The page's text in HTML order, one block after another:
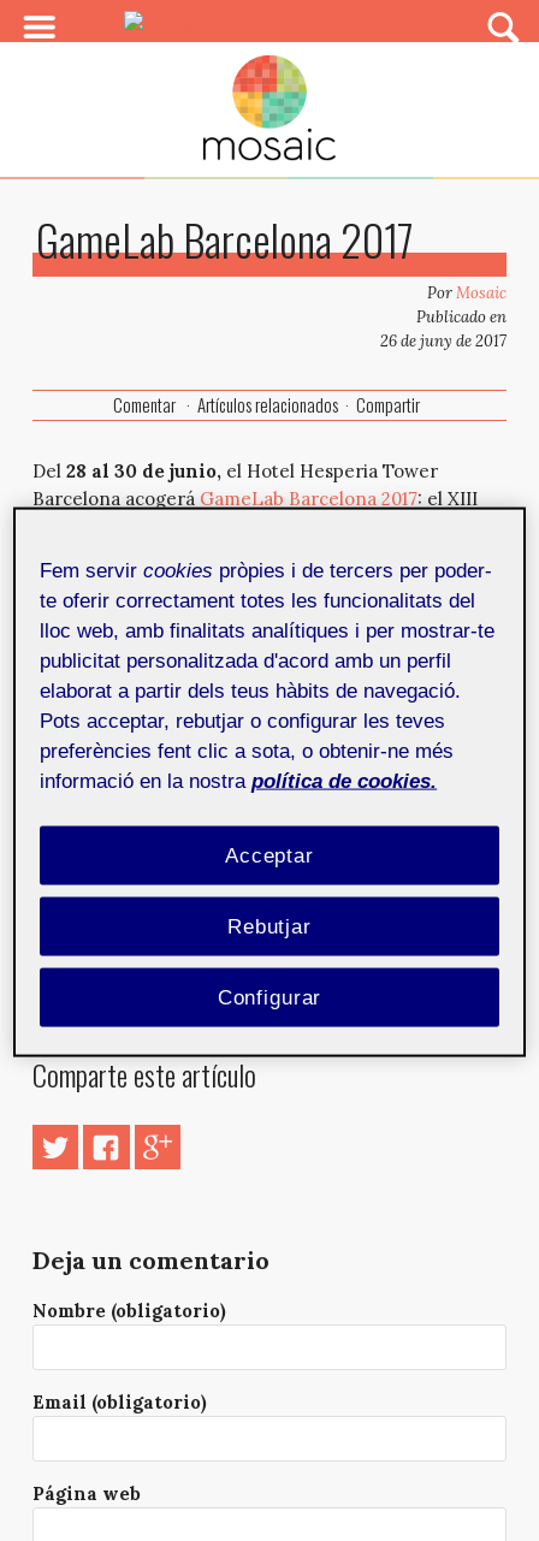
GameLab Barcelona 2017
PorMosaic
Publicado en
26 de juny de 2017
Comentar Artículos relacionados Compartir
Del 28 al 30 de junio, el Hotel Hesperia Tower
Barcelona acogerá GameLab Barcelona 2017: el XIII
descubrir lasúltimas tendencias en el videojuego y
ocio digital de la mano de los líderes del sector.
Fundada en 2005, Gamelab es una organización sin
ánimo de lucro dedicada a crear eventos de calidad
donde profesionales, investigadores, académicos,
empresarios e inversores del mundo del
Los eventos de Gamelab conectan e inspiran a la
próxima generación de creadores digitales para que
den forma al futuro de las experiencias y entornos
interactivos digitales.
Comparte este artículo
Deja un comentario
Nombre (obligatorio)
Email (obligatorio)
Página web
Fem servircookies pròpies i de tercers per poder-
te oferir correctament totes les funcionalitats del
lloc web, amb finalitats analítiques i per mostrar-te
publicitat personalitzada d'acord amb un perfil
elaborat a partir dels teus hàbits de navegació.
Pots acceptar, rebutjar o configurar les teves
preferències fent clic a sota, o obtenir-ne més
informació en la nostra política de cookies.
Rebutjar
Acceptar
Configurar